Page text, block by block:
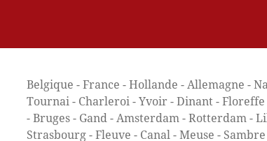
Belgique - France - Hollande - Allemagne -
Tournai - Charleroi - Yvoir - Dinant -
- Bruges - Gand - Amsterdam - Rotterdam -
Strasbourg - Fleuve - Canal - Meuse -